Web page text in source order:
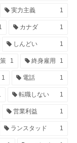
実力主義 1
カナダ 1
しんどい 1
1 終身雇用 1
1 電話 1
転職しない 1
営業利益 1
ランスタッド 1